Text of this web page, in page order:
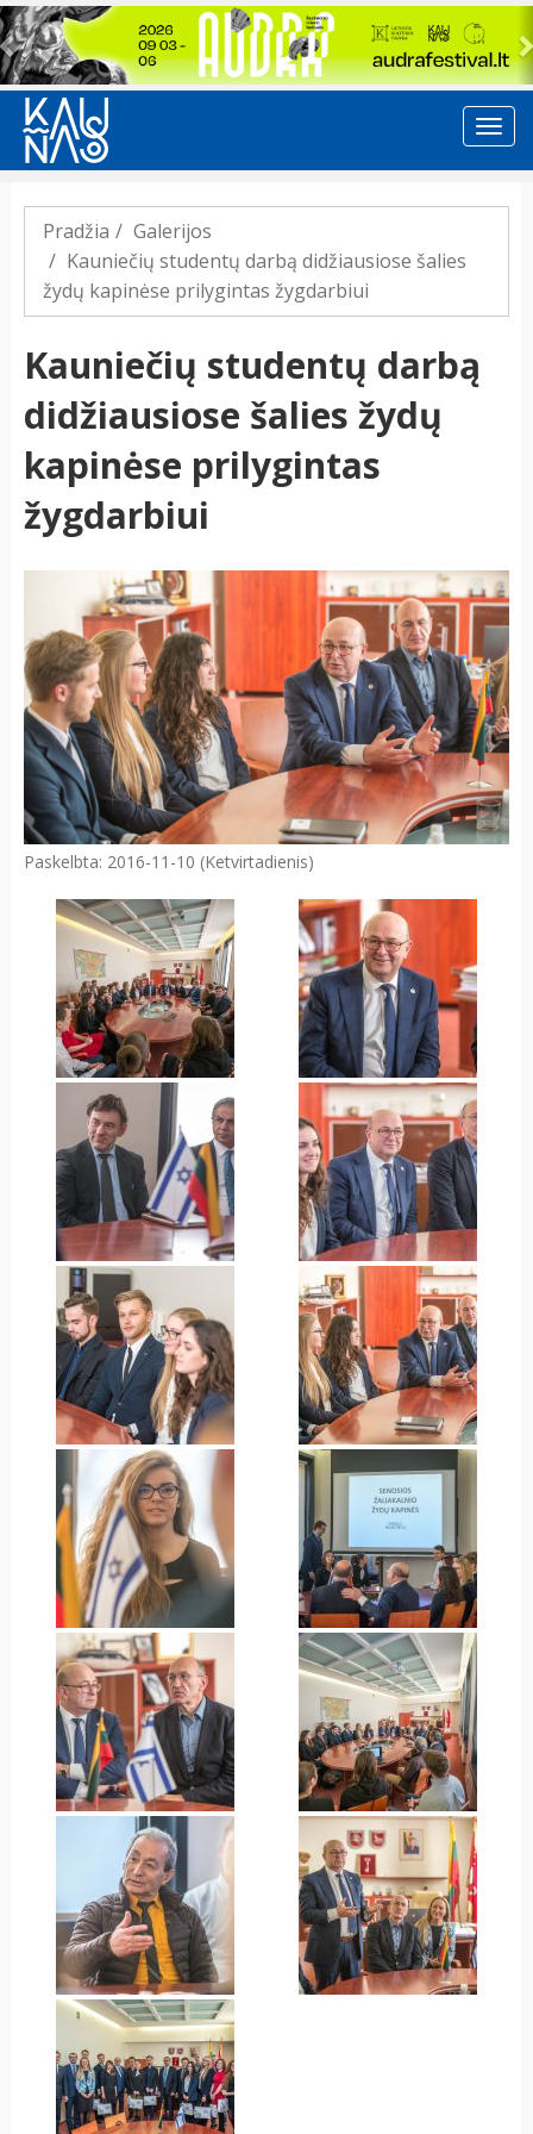
Previous
Pradžia
Galerijos
Kauniečių studentų darbą didžiausiose šalies
žydų kapinėse prilygintas žygdarbiui
Kauniečių studentų darbą
didžiausiose šalies žydų
kapinėse prilygintas
žygdarbiui
Paskelbta: 2016-11-10 (Ketvirtadienis)